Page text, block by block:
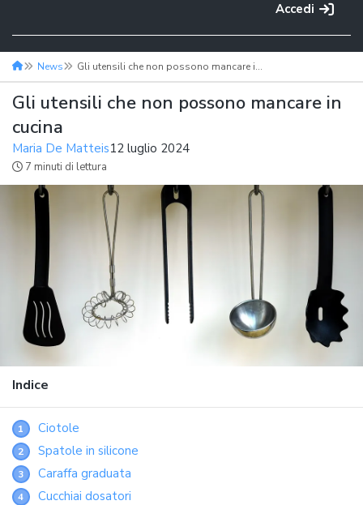
Accedi
News Gli utensili che non possono mancare in cucina
Gli utensili che non possono mancare in
cucina
Maria De Matteis12 luglio 2024
7 minuti di lettura
Indice
1 Ciotole
2 Spatole in silicone
3 Caraffa graduata
4 Cucchiai dosatori